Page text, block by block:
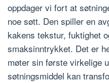
oppdager vi fort at
noe søtt. Den spiller en
kakens tekstur, fuktighet
smaksinntrykket. Det er
møter sin første virkelige
søtningsmiddel kan